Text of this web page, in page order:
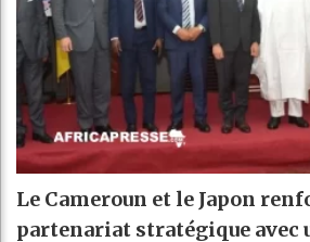
Le Cameroun et le Japon
partenariat stratégique avec